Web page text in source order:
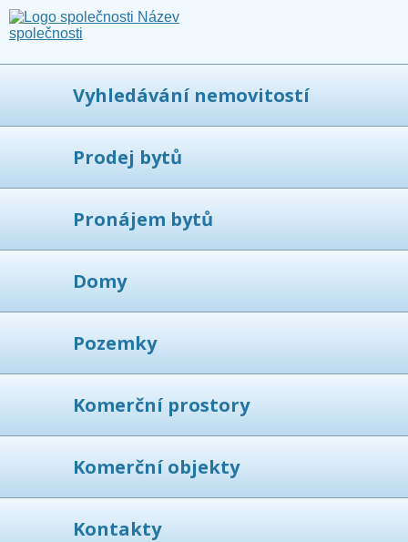
Vyhledávání nemovitostí
Prodej bytů
Pronájem bytů
Domy
Pozemky
Komerční prostory
Komerční objekty
Kontakty